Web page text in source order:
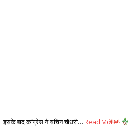
इसके बाद कांग्रेस ने सचिन चौधरी… Read More
Visit